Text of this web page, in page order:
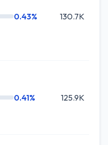
0.43% 130.7K
0.41% 125.9K